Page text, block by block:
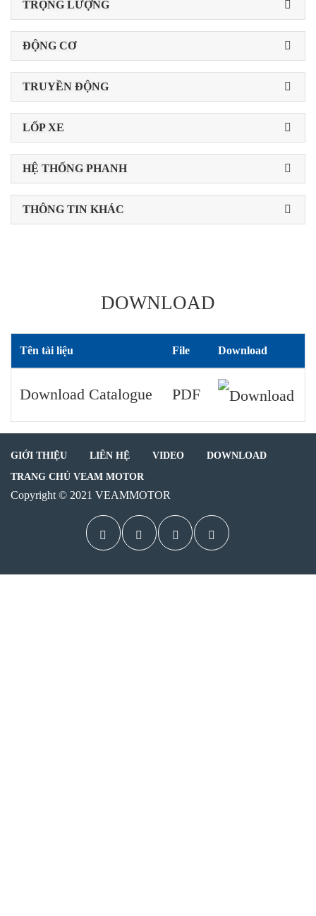
TRỌNG LƯỢNG
ĐỘNG CƠ
TRUYỀN ĐỘNG
LỐP XE
HỆ THỐNG PHANH
THÔNG TIN KHÁC
DOWNLOAD
Tên tài liệu File Download
Download Catalogue PDF
GIỚI THIỆU LIÊN HỆ VIDEO
DOWNLOAD
TRANG CHỦ VEAM MOTOR
Copyright © 2021 VEAMMOTOR